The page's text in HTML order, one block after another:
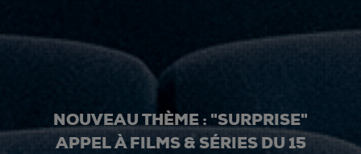
NOUVEAU THÈME : "SURPRISE"
APPEL À FILMS & SÉRIES DU 15